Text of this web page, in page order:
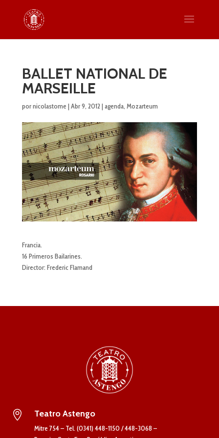
BALLET NATIONAL DE
MARSEILLE
pornicolastome | Abr 9, 2012 | agenda, Mozarteum
Francia.
16 Primeros Bailarines.
Director: Frederic Flamand
 Teatro Astengo
Mitre 754 – Tel. (0341) 448-1150 / 448-3068 –